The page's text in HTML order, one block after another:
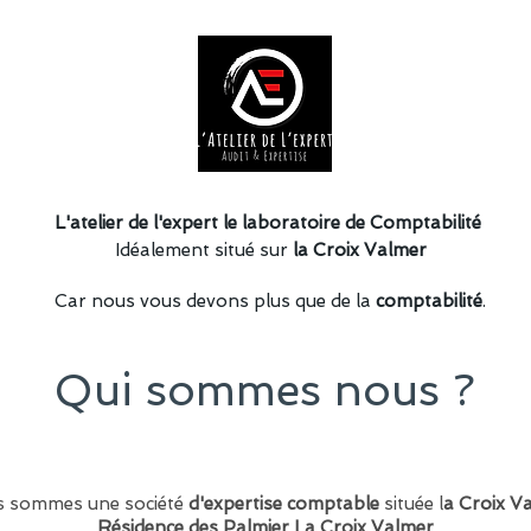
L'atelier de l'expert le laboratoire de Comptabilité
Idéalement situé sur la Croix Valmer
Car nous vous devons plus que de la comptabilité.
Qui sommes nous ?
sommes une société d'expertise comptablesituée la Croix